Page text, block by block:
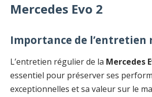
Mercedes Evo 2
Importance de l’entretien
L’entretien régulier de la Mercedes
essentiel pour préserver ses
exceptionnelles et sa valeur sur le